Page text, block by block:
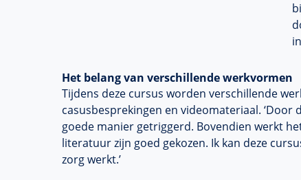
Het belang van verschillende werkvormen
Tijdens deze cursus worden verschillende
casusbesprekingen en videomateriaal.
goede manier getriggerd. Bovendien werkt
literatuur zijn goed gekozen. Ik kan deze
zorg werkt.’